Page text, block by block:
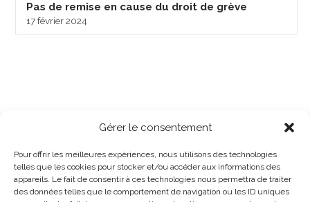
Gérer le consentement
Pour offrir les meilleures expériences, nous utilisons des technologies
telles que les cookies pour stocker et/ou accéder aux informations des
appareils. Le fait de consentir à ces technologies nous permettra de traiter
des données telles que le comportement de navigation ou les ID uniques
Pas de remise en cause du droit de grève
17 février 2024